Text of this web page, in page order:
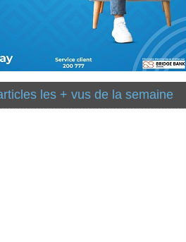
les + vus de la semaine